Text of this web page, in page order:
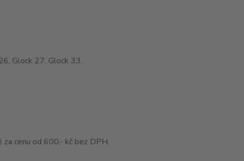
Glock 27, Glock 33,
cenu od 600,- kč bez DPH.